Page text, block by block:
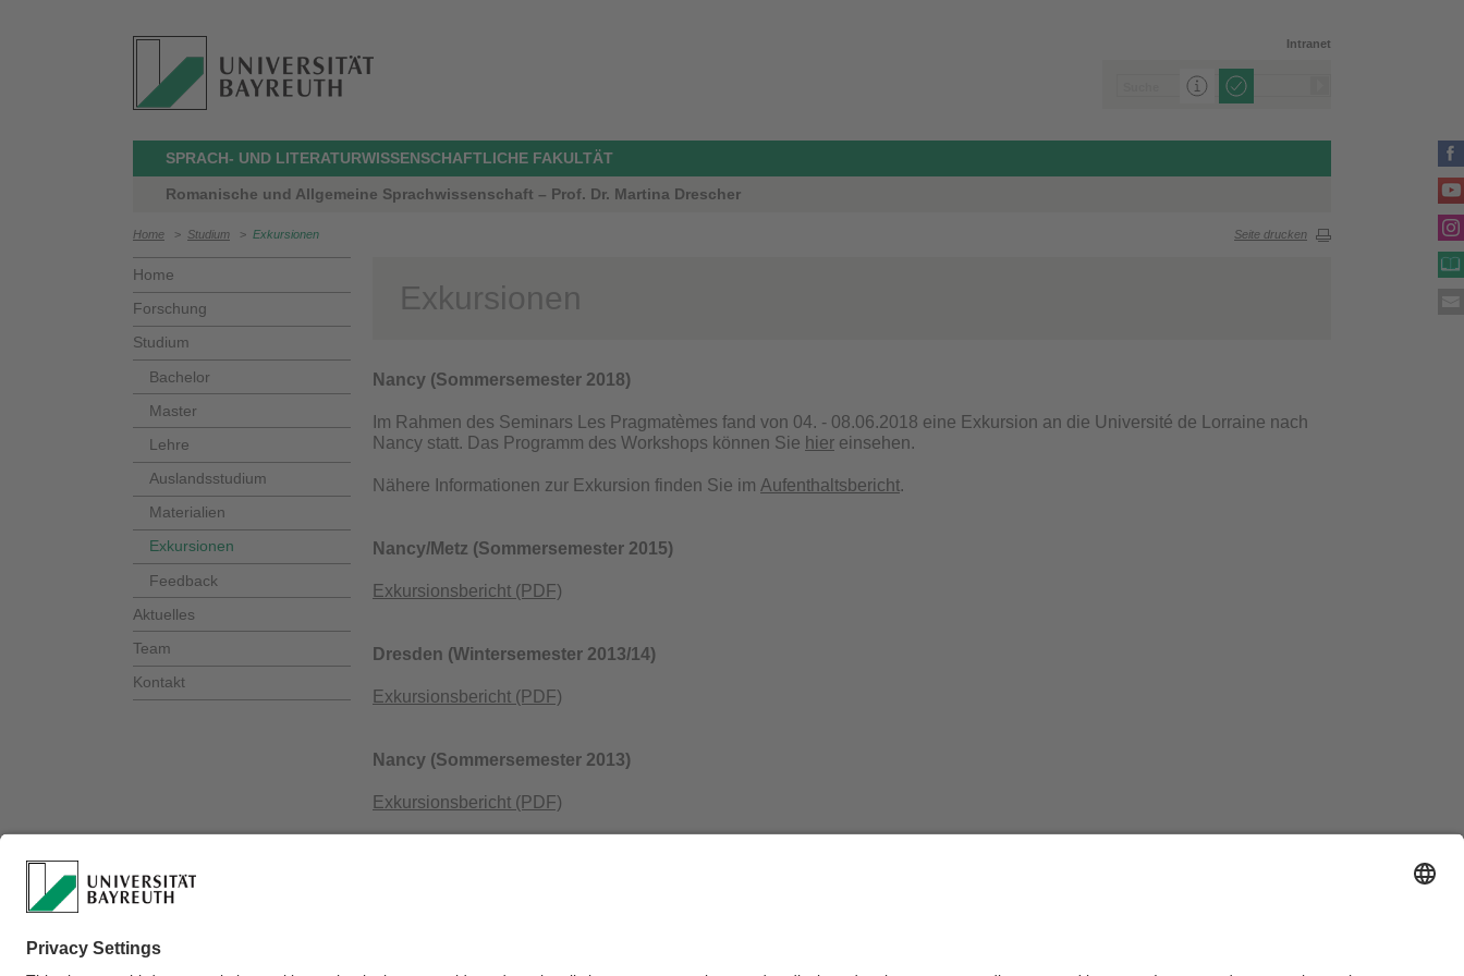
Intranet
SPRACH- UND LITERATURWISSENSCHAFTLICHE FAKULTÄT
Romanische und Allgemeine Sprachwissenschaft – Prof. Dr. Martina Drescher
Home > Studium > Exkursionen Seite drucken
Home
Forschung
Studium
Bachelor
Master
Lehre
Auslandsstudium
Materialien
Exkursionen
Feedback
Aktuelles
Team
Kontakt
Exkursionen
Nancy (Sommersemester 2018)
Im Rahmen des Seminars Les Pragmatèmes fand von 04. - 08.06.2018 eine Exkursion an die Université de Lorraine nach
Nancy statt. Das Programm des Workshops können Sie hier einsehen.
Nähere Informationen zur Exkursion finden Sie im Aufenthaltsbericht.
Nancy/Metz (Sommersemester 2015)
Exkursionsbericht (PDF)
Dresden (Wintersemester 2013/14)
Exkursionsbericht (PDF)
Nancy (Sommersemester 2013)
Exkursionsbericht (PDF)
Verantwortlich für die Redaktion: Univ.Prof.Dr. Martina Drescher